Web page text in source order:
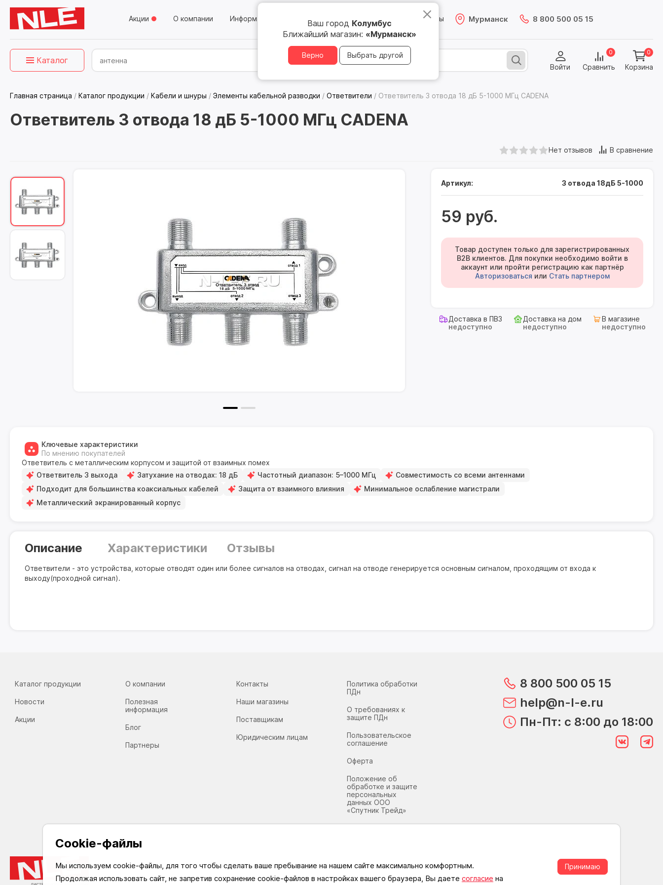
Акции О компании Информация Юридическим лицам Магазины Мурманск
Ваш город Колумбус
Ближайший магазин: «Мурманск»
Верно Выбрать другой
8 800 500 05 15
Каталог
Войти Сравнить
0
Корзина
0
Главная страница / Каталог продукции / Кабели и шнуры / Элементы кабельной разводки / Ответвители / Ответвитель 3 отвода 18 дБ 5-1000 МГц CADENA
Ответвитель 3 отвода 18 дБ 5-1000 МГц CADENA
Нет отзывов В сравнение
Артикул: 3 отвода 18дБ 5-1000
59 руб.
Товар доступен только для зарегистрированных
B2B клиентов. Для покупки необходимо войти в
аккаунт или пройти регистрацию как партнёр
Авторизоваться или Стать партнером
Доставка в ПВЗ
недоступно
Доставка на дом
недоступно
В магазине
недоступно
Ключевые характеристики
По мнению покупателей
Ответвитель с металлическим корпусом и защитой от взаимных помех
Ответвитель 3 выхода
Затухание на отводах: 18 дБ Частотный диапазон: 5–1000 МГц
Совместимость со всеми антеннами
Подходит для большинства коаксиальных кабелей
Защита от взаимного влияния
Минимальное ослабление магистрали
Металлический экранированный корпус
Описание
Ответвители - это устройства, которые отводят один или более сигналов на отводах, сигнал на отводе генерируется основным сигналом, проходящим от входа к
выходу(проходной сигнал).
Характеристики Отзывы
Каталог продукции
Новости
Акции
О компании
Полезная
информация
Блог
Партнеры
Контакты
Наши магазины
Поставщикам
Юридическим лицам
Политика обработки
ПДн
О требованиях к
защите ПДн
Пользовательское
соглашение
Оферта
Положение об
обработке и защите
персональных
данных ООО
«Спутник Трейд»
8 800 500 05 15
help@n-l-e.ru
Пн-Пт: с 8:00 до 18:00
Cookie-файлы
Мы используем cookie-файлы, для того чтобы сделать ваше пребывание на нашем сайте максимально комфортным.
Продолжая использовать сайт, не запретив сохранение cookie-файлов в настройках вашего браузера, Вы даете согласие на
Принимаю